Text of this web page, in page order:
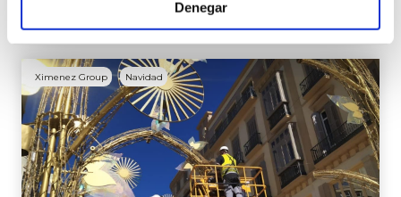
Denegar
Ximenez Group Navidad